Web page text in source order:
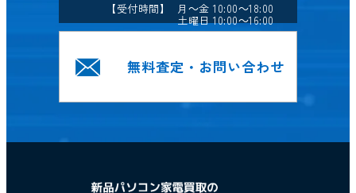
【受付時間】 月～金 10:00～18:00
土曜日 10:00～16:00
無料査定・お問い合わせ